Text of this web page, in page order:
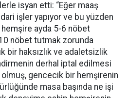
isyan etti: “Eğer maaş
işler yapıyor ve bu yüzden
ayda 5-6 nöbet
nöbet tutmak zorunda
bir haksızlık ve adaletsizlik
derhal iptal edilmesi
gencecik bir hemşirenin
masa başında ne işi